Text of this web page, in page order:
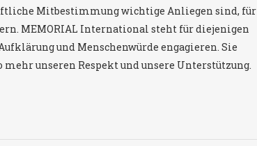
Mitbestimmung wichtige Anliegen sind, für
MEMORIAL International steht für diejenigen
und Menschenwürde engagieren. Sie
unseren Respekt und unsere Unterstützung.